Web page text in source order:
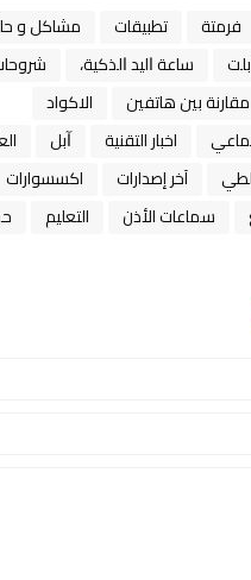
فرمتة تطبيقات
مشاكل و
ﺳﺎﻋﺔ ﺍﻟﻴﺪ ﺍﻟﺬﻛﻴﺔ،
مقارنة بين هاتفين
الاكواد
اخبار التقنية ﺁﺑﻞ
آخر إصدارات
اكسسوارات
سماعات الأذن التعليم